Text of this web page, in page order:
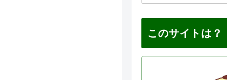
このサイトは？